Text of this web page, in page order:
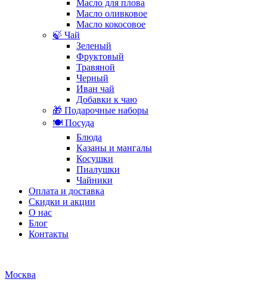
Масло для плова
Масло оливковое
Масло кокосовое
🍃 Чай
Зеленый
Фруктовый
Травяной
Черный
Иван чай
Добавки к чаю
🎁 Подарочные наборы
🍽️ Посуда
Блюда
Казаны и мангалы
Косушки
Пиалушки
Чайники
Оплата и доставка
Скидки и акции
О нас
Блог
Контакты
Москва